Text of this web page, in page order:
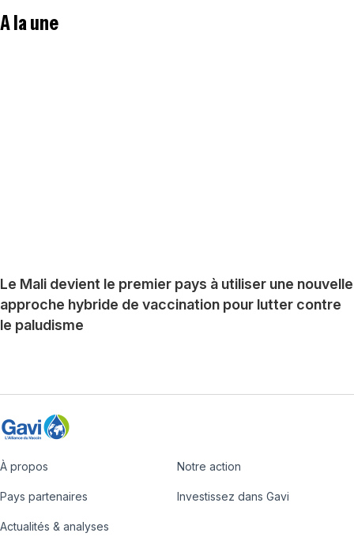
A la une
Le Mali devient le premier pays à utiliser une nouvelle
approche hybride de vaccination pour lutter contre
le paludisme
Footer
À propos Notre action
Pays partenaires Investissez dans Gavi
Actualités & analyses